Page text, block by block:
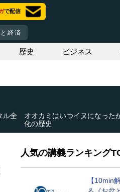
で配信
経済
歴史 ビジネス
ル全
オオカミはいつイヌになっ
化の歴史
人気の講義ランキング
【10min